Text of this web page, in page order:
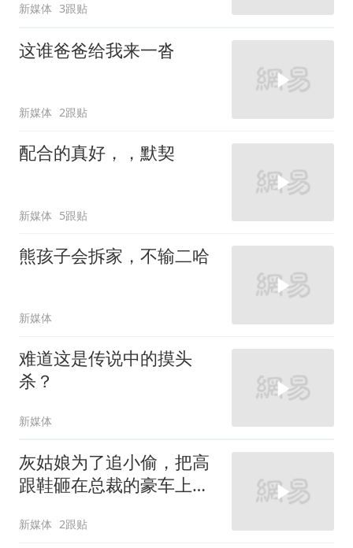
新媒体 3跟贴
这谁爸爸给我来一沓
新媒体 2跟贴
配合的真好，，默契
新媒体 5跟贴
熊孩子会拆家，不输二哈
新媒体
难道这是传说中的摸头
杀？
新媒体
灰姑娘为了追小偷，把高
跟鞋砸在总裁的豪车上，
新媒体 2跟贴